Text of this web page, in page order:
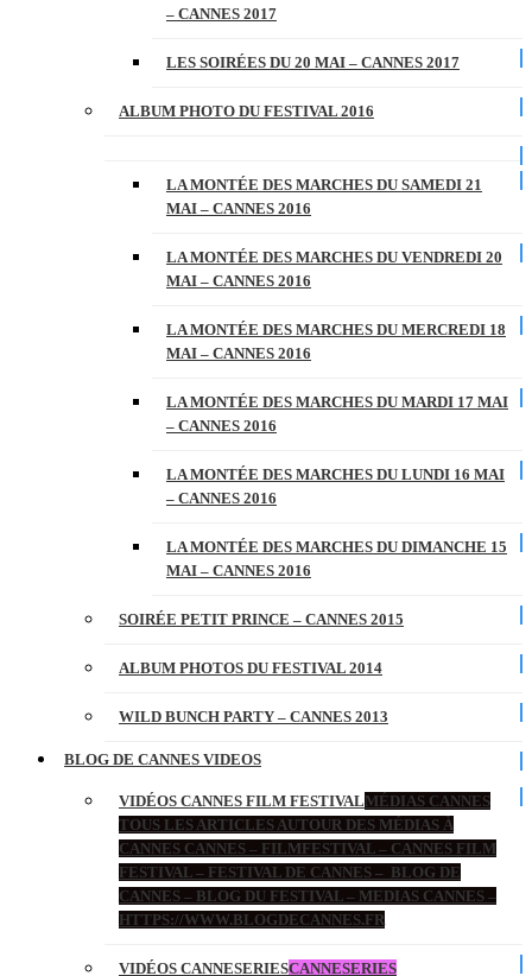
– CANNES 2017
LES SOIRÉES DU 20 MAI – CANNES 2017
ALBUM PHOTO DU FESTIVAL 2016
LA MONTÉE DES MARCHES DU SAMEDI 21
MAI – CANNES 2016
LA MONTÉE DES MARCHES DU VENDREDI 20
MAI – CANNES 2016
LA MONTÉE DES MARCHES DU MERCREDI 18
MAI – CANNES 2016
LA MONTÉE DES MARCHES DU MARDI 17 MAI
– CANNES 2016
LA MONTÉE DES MARCHES DU LUNDI 16 MAI
– CANNES 2016
LA MONTÉE DES MARCHES DU DIMANCHE 15
MAI – CANNES 2016
SOIRÉE PETIT PRINCE – CANNES 2015
ALBUM PHOTOS DU FESTIVAL 2014
WILD BUNCH PARTY – CANNES 2013
BLOG DE CANNES VIDEOS
VIDÉOS CANNES FILM FESTIVALMÉDIAS CANNES
TOUS LES ARTICLES AUTOUR DES MÉDIAS À
CANNES CANNES – FILMFESTIVAL – CANNES FILM
FESTIVAL – FESTIVAL DE CANNES – BLOG DE
CANNES – BLOG DU FESTIVAL – MEDIAS CANNES –
HTTPS://WWW.BLOGDECANNES.FR
VIDÉOS CANNESERIESCANNESERIES